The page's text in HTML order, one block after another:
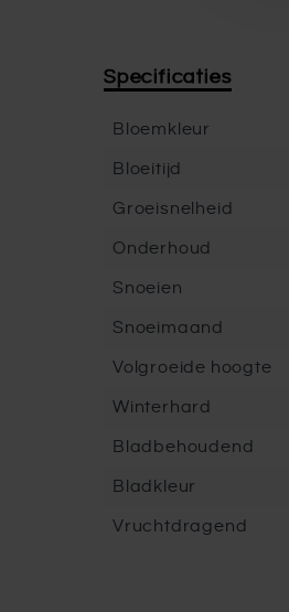
Specificaties
Bloemkleur
Bloeitijd
Groeisnelheid
Onderhoud
Snoeien
Snoeimaand
Volgroeide hoogte
Winterhard
Bladbehoudend
Bladkleur
Vruchtdragend